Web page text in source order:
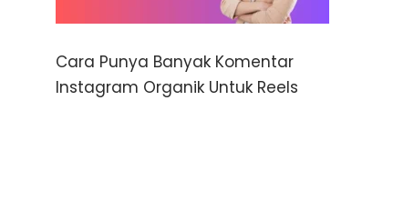
Cara Punya Banyak Komentar
Instagram Organik Untuk Reels